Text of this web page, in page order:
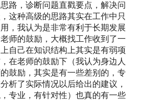
路，诊断问题直戳要点，解决问
这种高级的思路其实在工作中只
，我认为是非常有利于长期发展
师的鼓励，大概找工作收到了一
自己在知识结构上其实是有弱项
在老师的鼓励下（我认为身边人
鼓励，其实是有一些差别的，专
析了实际情况以后给出的建议，
专业，有针对性）也真的有一些